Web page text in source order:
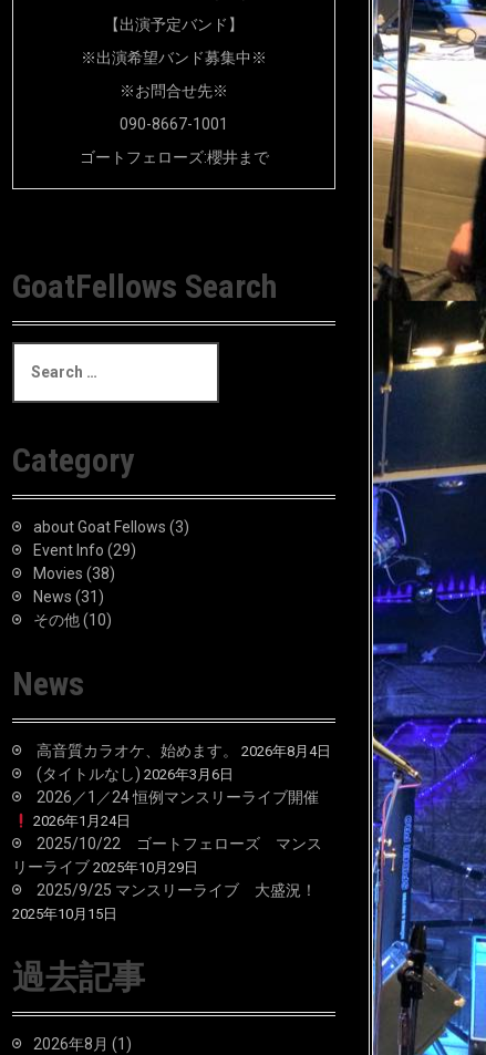
【出演予定バンド】
※出演希望バンド募集中※
※お問合せ先※
090-8667-1001
ゴートフェローズ:櫻井まで
GoatFellows Search
a
c
h
f
Category
about Goat Fellows (3)
Event Info (29)
Movies (38)
News (31)
その他(10)
News
高音質カラオケ、始めます。 2026年8月4日
(タイトルなし) 2026年3月6日
2026／1／24 恒例マンスリーライブ開催
2026年1月24日
2025/10/22 ゴートフェローズ マンス
リーライブ 2025年10月29日
2025/9/25 マンスリーライブ 大盛況！
2025年10月15日
過去記事
2026年8月 (1)